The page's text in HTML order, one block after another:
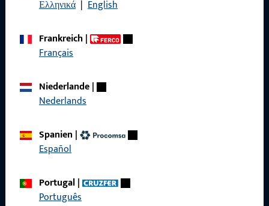
Ελληνικά | English
Frankreich|
Français
Niederlande|
Nederlands
Spanien |
Español
Portugal|
Português
Allgemeines
Schnelleinstieg